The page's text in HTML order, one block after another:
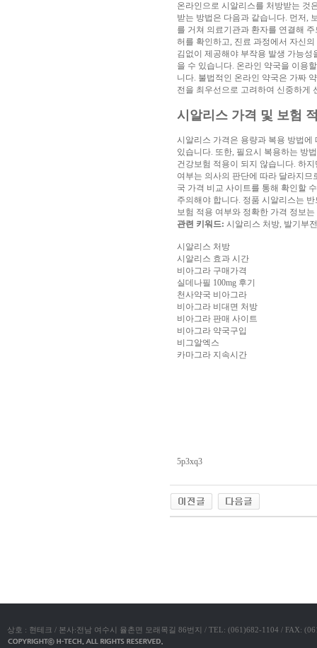
국 24
시
간
대
출 비
아
탑 웹
토
체
장
안
마 임
심
중
절 주
소
야 최
토
렌
트
사
이
트
순
위 돔
클
럽
온라인으로 시알리스를 처방받는 것
받는 방법은 다음과 같습니다. 먼저,
를 거쳐 의료기관과 환자를 연결해
허를 확인하고, 진료 과정에서 자신
김없이 제공해야 부작용 발생 가능
을 수 있습니다. 온라인 약국을 이용
니다. 불법적인 온라인 약국은 가짜
전을 최우선으로 고려하여 신중하게
시알리스 가격 및 보험
시알리스 가격은 용량과 복용 방법에
있습니다. 또한, 필요시 복용하는 방
건강보험 적용이 되지 않습니다. 하
여부는 의사의 판단에 따라 달라지
국 가격 비교 사이트를 통해 확인할
주의해야 합니다. 정품 시알리스는
보험 적용 여부와 정확한 가격 정보
관련 키워드: 시알리스 처방, 발기부
시알리스 처방
시알리스 효과 시간
비아그라 구매가격
실데나필 100mg 후기
천사약국 비아그라
비아그라 비대면 처방
비아그라 판매 사이트
비아그라 약국구입
비그알엑스
카마그라 지속시간
5p3xq3
상호 : 현테크 / 본사:전남 여수시 율촌면 모래목길 86번지 / TEL: (061)682-1104 / FAX: